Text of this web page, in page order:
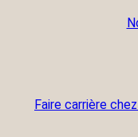
Faire carrière